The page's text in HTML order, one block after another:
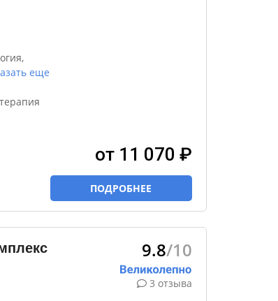
еще
от 11 070 ₽
ПОДРОБНЕЕ
9.8/10
3 отзыва